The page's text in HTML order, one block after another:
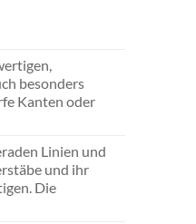
besonders
Kanten oder
Linien und
und ihr
Die